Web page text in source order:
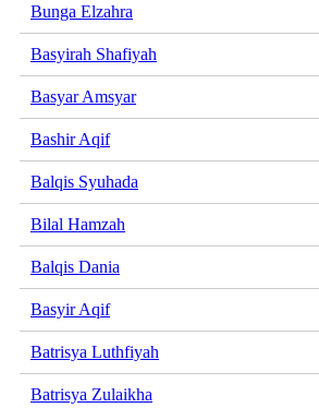
Bunga Elzahra
Basyirah Shafiyah
Basyar Amsyar
Bashir Aqif
Balqis Syuhada
Bilal Hamzah
Balqis Dania
Basyir Aqif
Batrisya Luthfiyah
Batrisya Zulaikha